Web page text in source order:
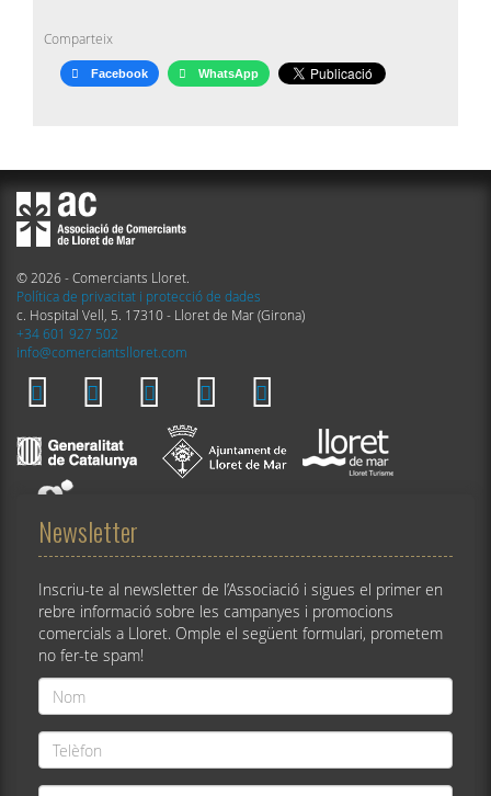
Comparteix
Facebook WhatsApp
© 2026 - Comerciants Lloret.
Política de privacitat i protecció de dades
c. Hospital Vell, 5. 17310 - Lloret de Mar (Girona)
+34 601 927 502
info@comerciantslloret.com
Newsletter
Inscriu-te al newsletter de l’Associació i sigues el primer en
rebre informació sobre les campanyes i promocions
comercials a Lloret. Omple el següent formulari, prometem
no fer-te spam!
Nom
*
Telèfon
*